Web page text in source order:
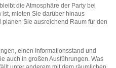
die Atmosphäre der Party bei
ist, mieten Sie darüber hinaus
Sie ausreichend Raum für den
einen Informationsstand und
auch in großen Ausführungen. Was